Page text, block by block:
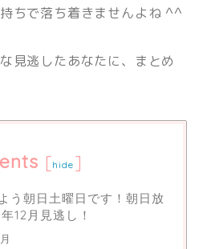
ちで落ち着きませんよね ^^
見逃したあなたに、まとめ
[hide ]
う朝日土曜日です！朝日放
12月見逃し！